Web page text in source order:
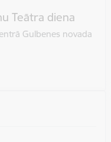
Teātra diena
Gulbenes novada